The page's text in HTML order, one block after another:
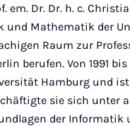
em. Dr. Dr. h. c.
Mathematik der
Raum zur
berufen. Von 1991
Hamburg und
sie sich unter
der Informatik